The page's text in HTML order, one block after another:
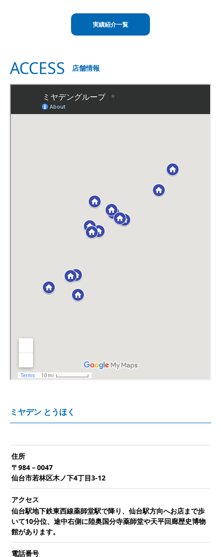
実績紹介一覧
ACCESS 店舗情報
ミヤデン とうほく
住所
〒984－0047
仙台市若林区木ノ下4丁目3-12
アクセス
仙台駅地下鉄東西線薬師堂駅で降り、仙台駅方向へお店まで歩
いて10分位、途中右側に陸奥国分寺薬師堂や天平回廊歴史博物
館があります。
電話番号